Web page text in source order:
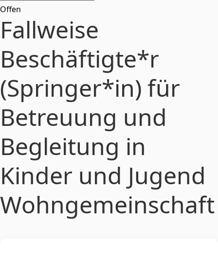
Offen
Fallweise
Beschäftigte*r
(Springer*in) für
Betreuung und
Begleitung in
Kinder und Jugend
Wohngemeinschaft